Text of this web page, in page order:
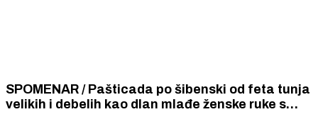
SPOMENAR / Pašticada po šibenski od feta tunja
velikih i debelih kao dlan mlađe ženske ruke s